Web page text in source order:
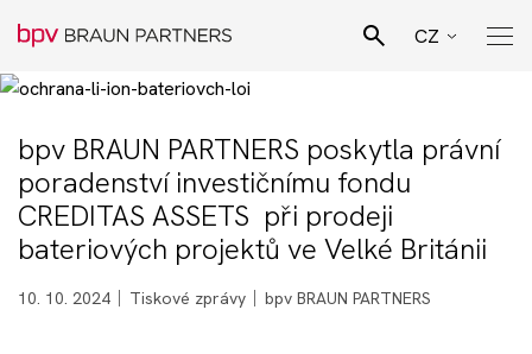
Pro Bono poradenství
Naši lidé
Právní specializace
CZ
bpv BRAUN PARTNERS poskytla právní
poradenství investičnímu fondu
CREDITAS ASSETS při prodeji
bateriových projektů ve Velké Británii
10. 10. 2024 Tiskové zprávy bpv BRAUN PARTNERS